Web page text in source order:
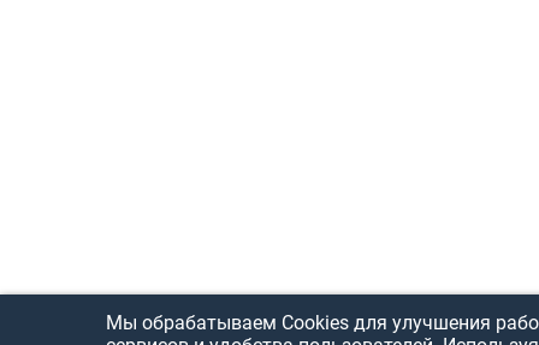
Мы обрабатываем Cookies для улучшения